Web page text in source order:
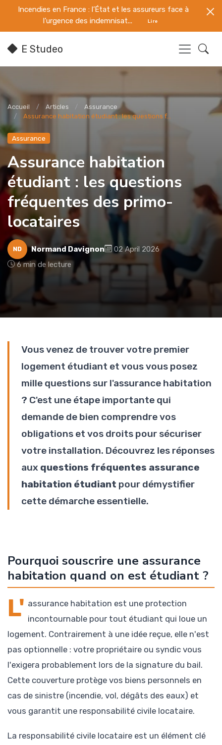
Incendies en France : l’État et les assureurs face à
l’urgence des indemnisat...
Lire
E Studeo
Accueil Articles
Assurance
Assurance habitation étudiant : les questions f...
Assurance
Assurance habitation
étudiant : les questions
fréquentes des primo-
locataires
ND Normand Davignon
02 April 2026
6 min de lecture
Vous venez de trouver votre premier
logement étudiant et vous vous posez
mille questions sur l'assurance habitation
? C'est une étape importante qui
demande de bien comprendre vos
obligations et vos droits pour sécuriser
votre installation. Découvrez les réponses
aux questions fréquentes assurance
habitation étudiant pour démystifier
cette démarche essentielle.
Pourquoi souscrire une assurance
habitation quand on est étudiant ?
L' assurance habitation est une protection
incontournable pour tout étudiant qui loue un
logement. Contrairement à une idée reçue, elle n'est
pas optionnelle : votre propriétaire ou syndic vous
l'exigera probablement lors de la signature du bail.
Cette couverture protège vos biens personnels en
cas de sinistre (incendie, vol, dégâts des eaux) et
vous garantit une responsabilité civile locataire.
La responsabilité civile locataire est un élément clé